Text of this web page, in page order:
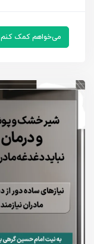
می‌خواهم کمک کنم